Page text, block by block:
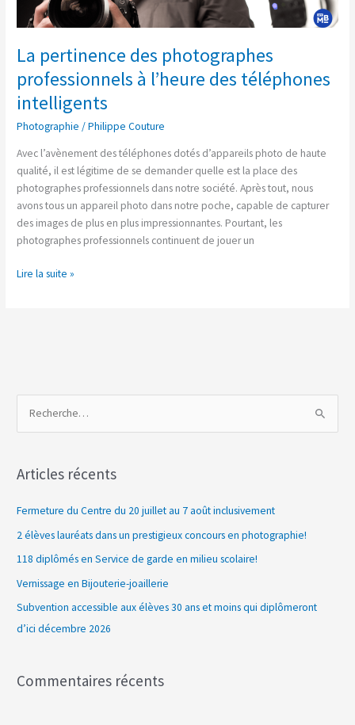
La pertinence des photographes
professionnels à l’heure des téléphones
intelligents
Photographie /Philippe Couture
Avec l’avènement des téléphones dotés d’appareils photo de haute
qualité, il est légitime de se demander quelle est la place des
photographes professionnels dans notre société. Après tout, nous
avons tous un appareil photo dans notre poche, capable de capturer
des images de plus en plus impressionnantes. Pourtant, les
photographes professionnels continuent de jouer un
photographes
à
l’heure
des
téléphones
intelligents
Lire la suite »
h
h
e
r
Articles récents
Fermeture du Centre du 20 juillet au 7 août inclusivement
2 élèves lauréats dans un prestigieux concours en photographie!
118 diplômés en Service de garde en milieu scolaire!
Vernissage en Bijouterie-joaillerie
Subvention accessible aux élèves 30 ans et moins qui diplômeront
d’ici décembre 2026
Commentaires récents